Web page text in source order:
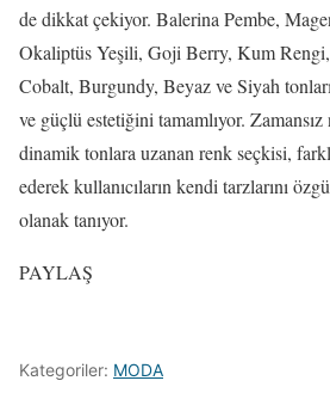
de dikkat çekiyor. Balerina Pembe,
Okaliptüs Yeşili, Goji Berry, Kum
Cobalt, Burgundy, Beyaz ve Siyah
ve güçlü estetiğini tamamlıyor.
dinamik tonlara uzanan renk seçkisi,
ederek kullanıcıların kendi tarzlarını
olanak tanıyor.
PAYLAŞ
Kategoriler: MODA